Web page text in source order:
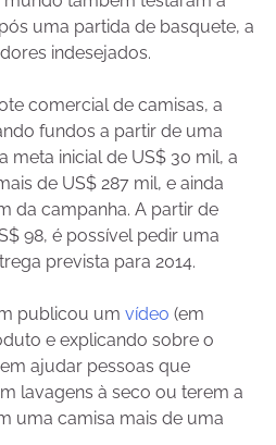
uma partida de basquete, a
indesejados.
comercial de camisas, a
fundos a partir de uma
meta inicial de US$ 30 mil, a
de US$ 287 mil, e ainda
da campanha. A partir de
98, é possível pedir uma
prevista para 2014.
publicou um vídeo (em
e explicando sobre o
ajudar pessoas que
lavagens à seco ou terem a
uma camisa mais de uma